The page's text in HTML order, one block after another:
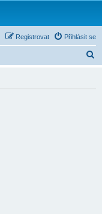
Přihlásit se
Registrovat